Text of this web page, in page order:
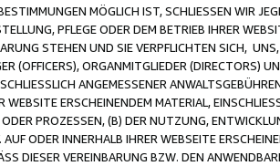
MÖGLICH IST, SCHLIESSEN WIR
PFLEGE ODER DEM BETRIEB IHRER
STEHEN UND SIE VERPFLICHTEN SICH,
(OFFICERS), ORGANMITGLIEDER (DIRECTORS)
ANGEMESSENER
ERSCHEINENDEM MATERIAL,
PROZESSEN, (B) DER NUTZUNG,
ODER INNERHALB IHRER WEBSEITE
DIESER VEREINBARUNG BZW. DEN